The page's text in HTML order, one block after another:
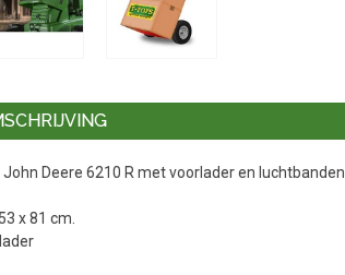
John Deere 6210 R met voorlader en luchtbanden
x 81 cm.